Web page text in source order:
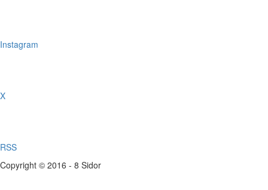
Instagram
X
RSS
Copyright © 2016 - 8 Sidor